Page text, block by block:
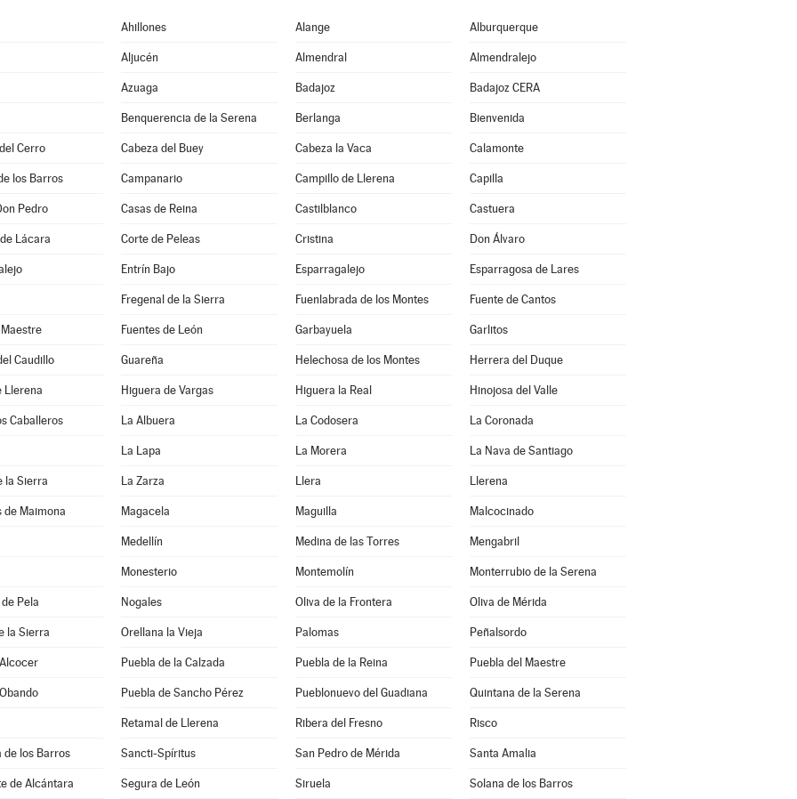
Ahillones Alange Alburquerque
Aljucén Almendral Almendralejo
Azuaga Badajoz Badajoz CERA
Benquerencia de la Serena Berlanga Bienvenida
Cerro Cabeza del Buey Cabeza la Vaca Calamonte
los Barros Campanario Campillo de Llerena Capilla
Pedro Casas de Reina Castilblanco Castuera
Lácara Corte de Peleas Cristina Don Álvaro
Entrín Bajo Esparragalejo Esparragosa de Lares
Fregenal de la Sierra Fuenlabrada de los Montes Fuente de Cantos
Fuentes de León Garbayuela Garlitos
Caudillo Guareña Helechosa de los Montes Herrera del Duque
Llerena Higuera de Vargas Higuera la Real Hinojosa del Valle
Caballeros La Albuera La Codosera La Coronada
La Lapa La Morera La Nava de Santiago
la Sierra La Zarza Llera Llerena
de Maimona Magacela Maguilla Malcocinado
Medellín Medina de las Torres Mengabril
Monesterio Montemolín Monterrubio de la Serena
Pela Nogales Oliva de la Frontera Oliva de Mérida
la Sierra Orellana la Vieja Palomas Peñalsordo
Puebla de la Calzada Puebla de la Reina Puebla del Maestre
Puebla de Sancho Pérez Pueblonuevo del Guadiana Quintana de la Serena
Retamal de Llerena Ribera del Fresno Risco
de los Barros Sancti-Spíritus San Pedro de Mérida Santa Amalia
de Alcántara Segura de León Siruela Solana de los Barros